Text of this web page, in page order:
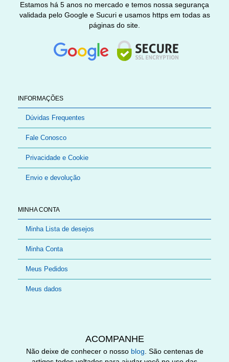
INFORMAÇÕES
Dúvidas Frequentes
Fale Conosco
Privacidade e Cookie
Envio e devolução
MINHA CONTA
Minha Lista de desejos
Minha Conta
Meus Pedidos
Meus dados
Estamos há 5 anos no mercado e temos nossa segurança
validada pelo Google e Sucuri e usamos https em todas as
páginas do site.
ACOMPANHE
Não deixe de conhecer o nosso blog. São centenas de